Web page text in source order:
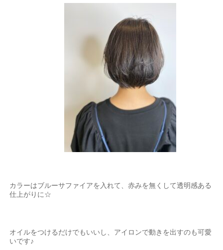
カラーはブルーサファイアを入れて、赤みを無くして透明感ある
仕上がりに☆
オイルをつけるだけでもいいし、アイロンで動きを出すのも可愛
いです♪